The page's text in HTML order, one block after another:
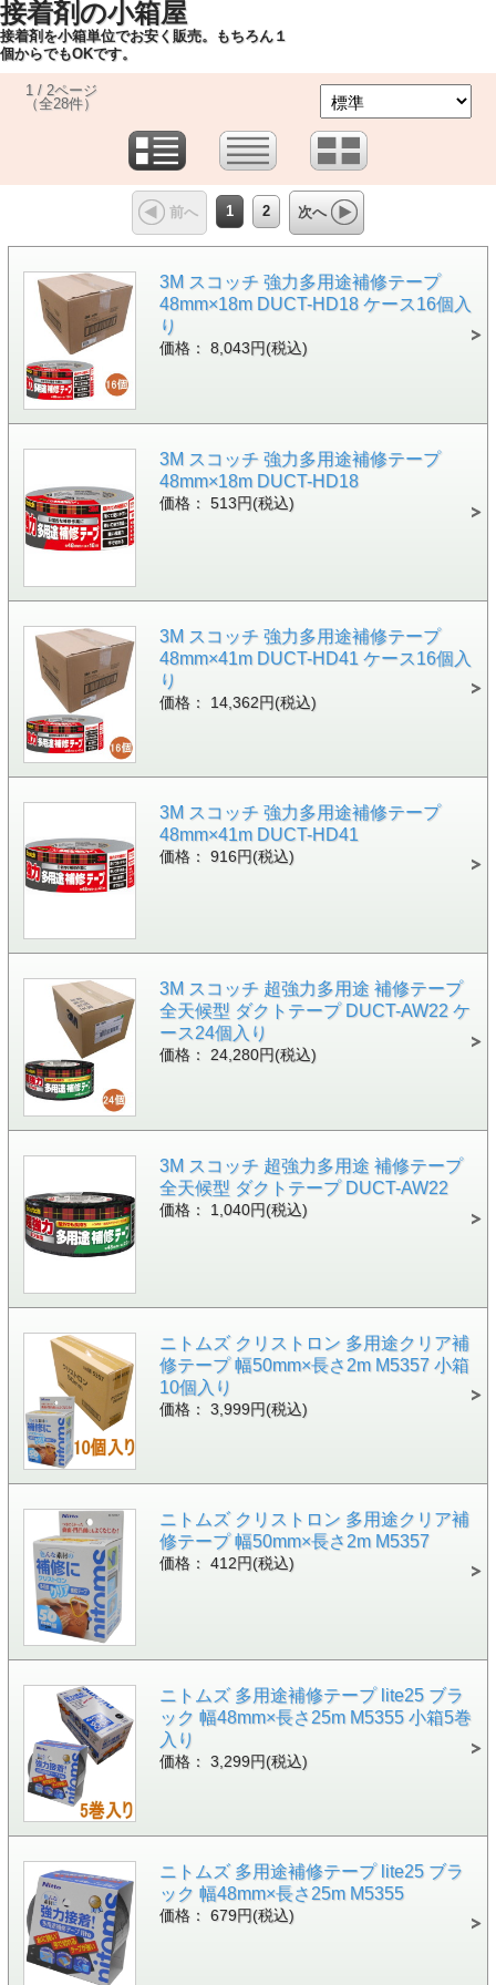
接着剤の小箱屋
接着剤を小箱単位でお安く販売。もちろん１
個からでもOKです。
1 / 2ページ
（全28件）
前へ 1 2 次へ
3M スコッチ 強力多用途補修テープ
48mm×18m DUCT-HD18 ケース16個入
り
価格： 8,043円(税込)
3M スコッチ 強力多用途補修テープ
48mm×18m DUCT-HD18
価格： 513円(税込)
3M スコッチ 強力多用途補修テープ
48mm×41m DUCT-HD41 ケース16個入
り
価格： 14,362円(税込)
3M スコッチ 強力多用途補修テープ
48mm×41m DUCT-HD41
価格： 916円(税込)
3M スコッチ 超強力多用途 補修テープ
全天候型 ダクトテープ DUCT-AW22 ケ
ース24個入り
価格： 24,280円(税込)
3M スコッチ 超強力多用途 補修テープ
全天候型 ダクトテープ DUCT-AW22
価格： 1,040円(税込)
ニトムズ クリストロン 多用途クリア補
修テープ 幅50mm×長さ2m M5357 小箱
10個入り
価格： 3,999円(税込)
ニトムズ クリストロン 多用途クリア補
修テープ 幅50mm×長さ2m M5357
価格： 412円(税込)
ニトムズ 多用途補修テープ lite25 ブラ
ック 幅48mm×長さ25m M5355 小箱5巻
入り
価格： 3,299円(税込)
ニトムズ 多用途補修テープ lite25 ブラ
ック 幅48mm×長さ25m M5355
価格： 679円(税込)